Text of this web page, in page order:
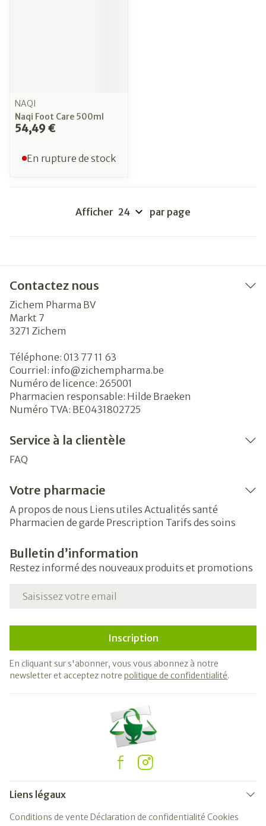
NAQI
Naqi Foot Care 500ml
54,49 €
En rupture de stock
Afficher par page
Contactez nous
Zichem Pharma BV
Markt 7
3271 Zichem
Téléphone: 013 77 11 63
Courriel: info@zichempharma.be
Numéro de licence: 265001
Pharmacien responsable: Hilde Braeken
Numéro TVA: BE0431802725
Service à la clientèle
FAQ
Votre pharmacie
A propos de nous Liens utiles Actualités santé
Pharmacien de garde Prescription Tarifs des soins
Bulletin d’information
Restez informé des nouveaux produits et promotions
Adresse mail
Inscription
En cliquant sur s'abonner, vous vous abonnez à notre
newsletter et acceptez notre politique de confidentialité.
Liens légaux
Conditions de vente Déclaration de confidentialité Cookies